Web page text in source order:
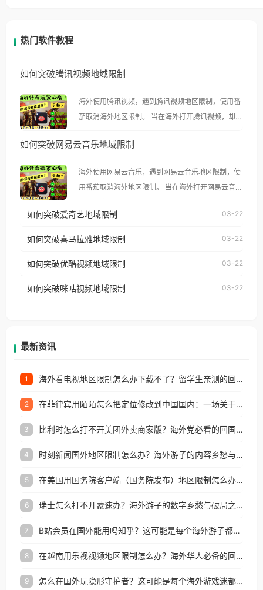
热门软件教程
如何突破腾讯视频地域限制
海外使用腾讯视频，遇到腾讯视频地区限制，使用番
茄取消海外地区限制。 当在海外打开腾讯视频，却突
示语。 海外用户如香港、澳门、台湾、美国、加拿
像其他音乐平台一样，出现地区及版权限制问题，且
仅能在中国大陆地区播放。 遇到这个问题的朋友们，
台湾、美国、加拿大、澳大利亚、欧洲等国家和地区
权限制所困扰。
如何突破网易云音乐地域限制
海外使用网易云音乐，遇到网易云音乐地区限制，使
用番茄取消海外地区限制。 当在海外打开网易云音
播放”的提示语。 海外用户如香港、澳门、台湾、美
制问题，且仅能在中国大陆地区播放。 遇到这个问题
户收听网易云音乐地区版权限制」的问题，无论人在
如何突破爱奇艺地域限制 03-22
如何突破喜马拉雅地域限制 03-22
如何突破优酷视频地域限制 03-22
如何突破咪咕视频地域限制 03-22
最新资讯
1 海外看电视地区限制怎么办下载不了？留学生亲测的回国加速方案（附2026世界杯观赛技巧）
2 在菲律宾用陌陌怎么把定位修改到中国国内：一场关于归属感与连接的探索
3 比利时怎么打不开美团外卖商家版？海外党必看的回国加速全攻略
4 时刻新闻国外地区限制怎么办？海外游子的内容乡愁与破局之路
5 在美国用国务院客户端（国务院发布）地区限制怎么办？3步解决海外看国内内容难题
6 瑞士怎么打不开蒙速办？海外游子的数字乡愁与破局之路
7 B站会员在国外能用吗知乎？这可能是每个海外游子都问过的问题
8 在越南用乐视视频地区限制怎么办？海外华人必备的回国加速攻略
9 怎么在国外玩隐形守护者？这可能是每个海外游戏迷都问过的问题